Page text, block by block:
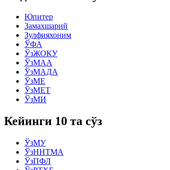
Юпитер
Замахшарий
Зулфияхоним
ЎФА
ЎзЖОКУ
ЎзМАА
ЎзМАДА
ЎзМE
ЎзМEТ
ЎзМИ
Кейинги 10 та сўз
ЎзМУ
ЎзННТМА
ЎзПФЛ